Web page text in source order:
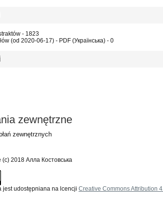
- 1823
(od 2020-06-17) - PDF (Українська) - 0
zewnętrzne
zewnętrznych
2018 Алла Костовська
jest udostępniana na lcencji Creative Commons Attribution